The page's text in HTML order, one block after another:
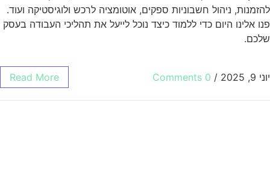
להזמנות, ניהול חשבוניות ספקים, אוטומציה לרכש ולוגיסטיקה ועוד.
פנו אלינו היום כדי ללמוד כיצד נוכל לייעל את תהליכי העבודה בעסק
שלכם.
יוני 9, 2025 /
0 Comments
Read More